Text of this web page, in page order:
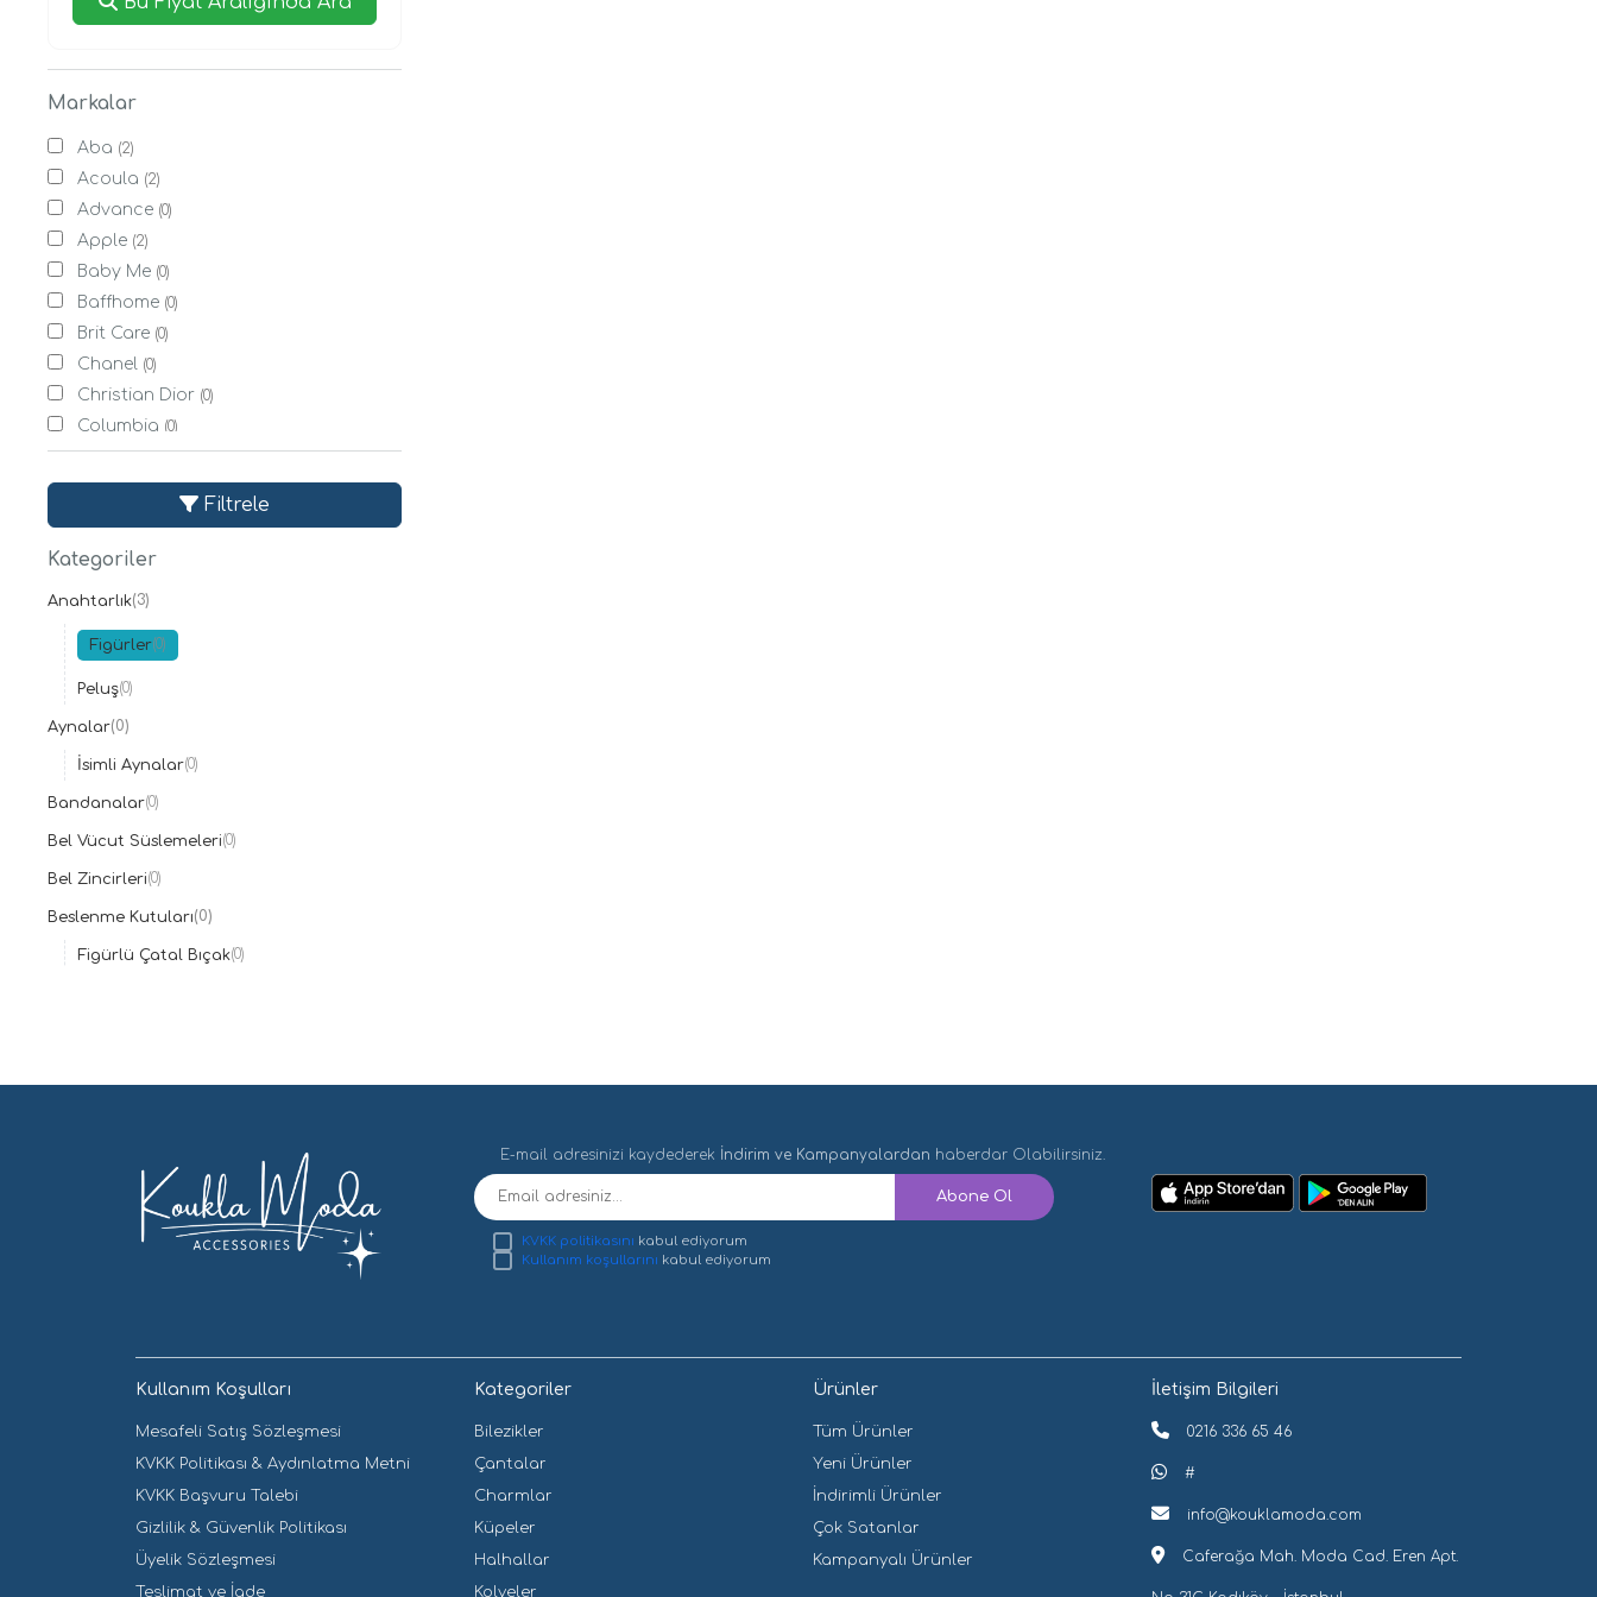
Markalar
Aba (2)
Acoula (2)
Advance (0)
Apple (2)
Baby Me (0)
Baffhome (0)
Brit Care (0)
Chanel (0)
Christian Dior (0)
Columbia (0)
Derimod(0)
Eti(0)
Evy Baby
Givenchy
Karaca Home
Lacoste
Mystic
Nestle(0)
Sony (1)
Ülker(0)
Xiaomi(0)
Filtrele
Kategoriler
Anahtarlık(3)
Figürler(0)
Peluş(0)
Aynalar(0)
İsimli Aynalar(0)
Bandanalar(0)
Bel Vücut Süslemeleri(0)
Bel Zincirleri(0)
Beslenme Kutuları(0)
Figürlü Çatal Bıçak(0)
Çocuk Takma Tırnakları (0)
Çocuk Tokaları(0)
(0)
E-mail adresinizi kaydederek İndirim ve Kampanyalardan haberdar Olabilirsiniz.
KVKK politikasını kabul ediyorum
Kullanım koşullarını kabul ediyorum
Kullanım Koşulları
Mesafeli Satış Sözleşmesi
KVKK Politikası & Aydınlatma Metni
KVKK Başvuru Talebi
Gizlilik & Güvenlik Politikası
Üyelik Sözleşmesi
Teslimat ve İade
Kategoriler
Bilezikler
Çantalar
Charmlar
Küpeler
Halhallar
Kolyeler
Ürünler
Tüm Ürünler
Yeni Ürünler
İndirimli Ürünler
Çok Satanlar
Kampanyalı Ürünler
İletişim Bilgileri
0216 336 65 46
#
info@kouklamoda.com
Caferağa Mah. Moda Cad. Eren Apt.